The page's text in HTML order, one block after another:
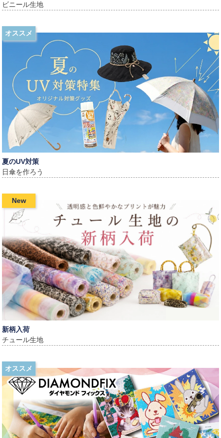
ビニール生地
オススメ
夏のUV対策
日傘を作ろう
New
新柄入荷
チュール生地
オススメ